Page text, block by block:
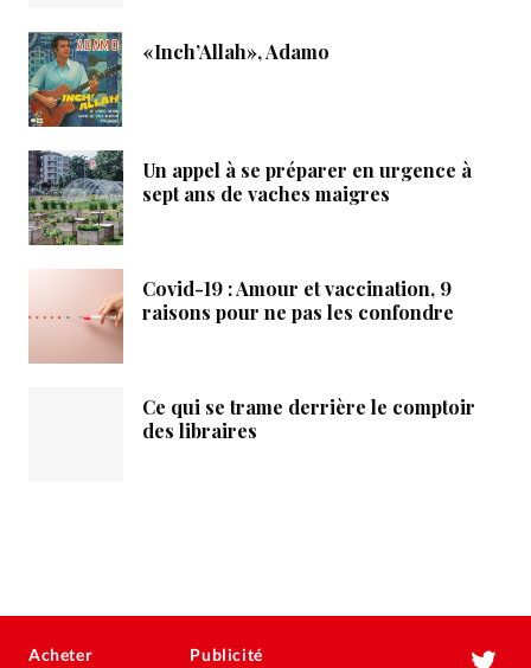
«Inch’Allah», Adamo
Un appel à se préparer en urgence à
sept ans de vaches maigres
Covid-19 : Amour et vaccination, 9
raisons pour ne pas les confondre
Ce qui se trame derrière le comptoir
des libraires
Acheter Publicité